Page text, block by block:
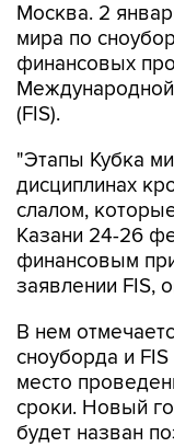
Москва. 2
мира по
финансовых
(FIS).
"Этапы Кубка
дисциплинах
слалом,
Казани 24-26
финансовым
заявлении FIS,
В нем
сноуборда и
место
сроки. Новый
будет назван